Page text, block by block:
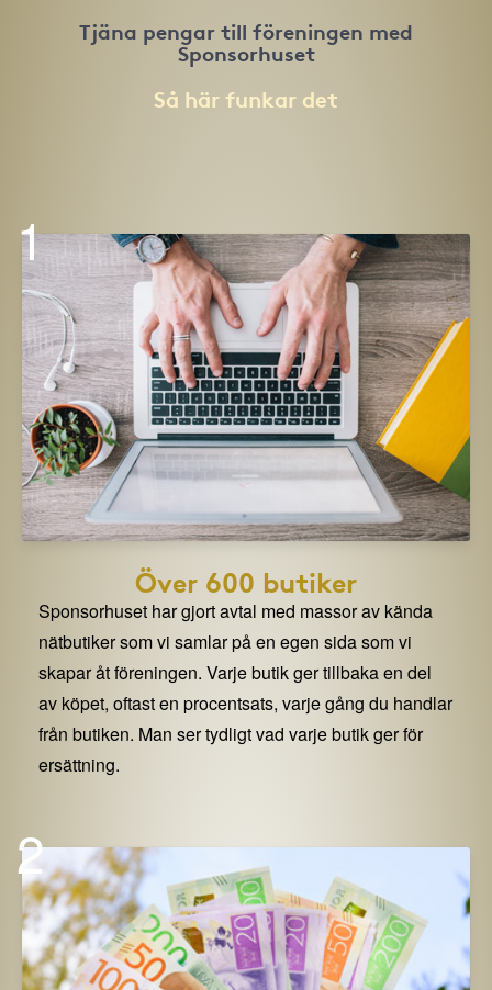
Tjäna pengar till föreningen med
Sponsorhuset
Så här funkar det
1
Över 600 butiker
Sponsorhuset har gjort avtal med massor av kända
nätbutiker som vi samlar på en egen sida som vi
skapar åt föreningen. Varje butik ger tillbaka en del
av köpet, oftast en procentsats, varje gång du handlar
från butiken. Man ser tydligt vad varje butik ger för
ersättning.
2